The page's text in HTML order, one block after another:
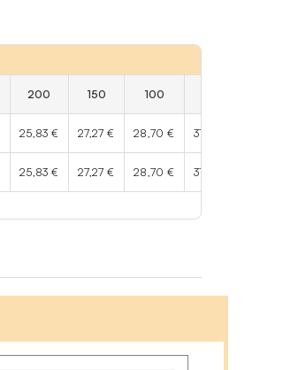
200 150 100
25,83 € 27,27 € 28,70 € 31,57 €
25,83 € 27,27 € 28,70 € 31,57 €